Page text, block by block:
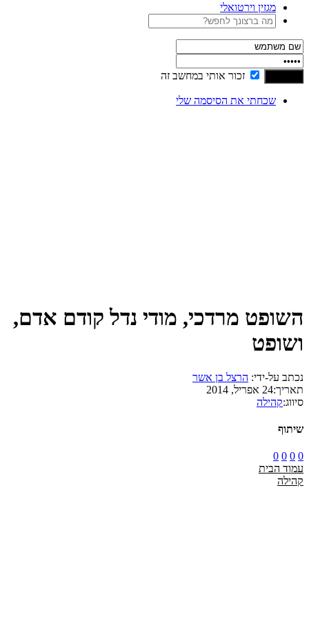
מגזין וירטואלי
זכור אותי במחשב זה
שכחתי את הסיסמה שלי
השופט מרדכי, מודי נדל קודם אדם,
ושופט
נכתב על-ידי: הרצל בן אשר
תאריך:24 אפריל, 2014
סיווג:קהילה
שיתוף
0
0
0
0
עמוד הבית
קהילה